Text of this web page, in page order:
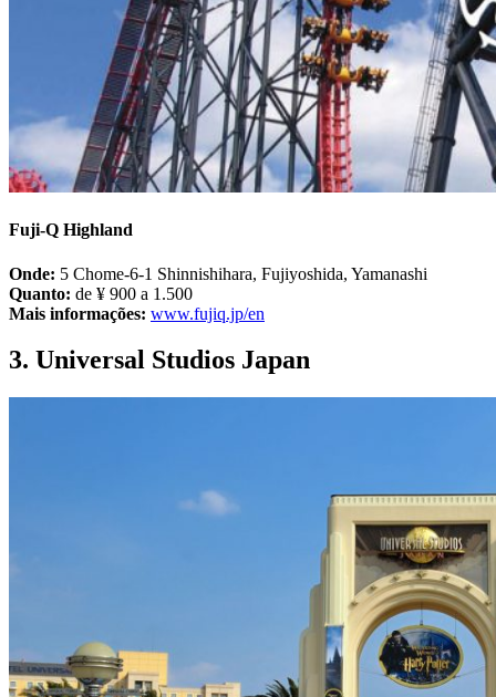
Fuji-Q Highland
Onde: 5 Chome-6-1 Shinnishihara, Fujiyoshida, Yamanashi
Quanto: de ¥ 900 a 1.500
Mais informações: www.fujiq.jp/en
3. Universal Studios Japan